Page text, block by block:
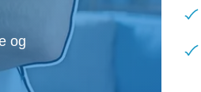
Træfældning
TV installation og opsætning
Vinduespudsning
og